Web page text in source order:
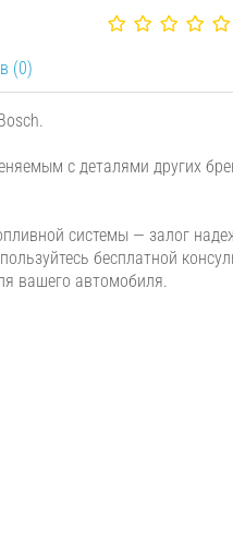
(0)
с деталями других
системы — залог
бесплатной
вашего автомобиля.